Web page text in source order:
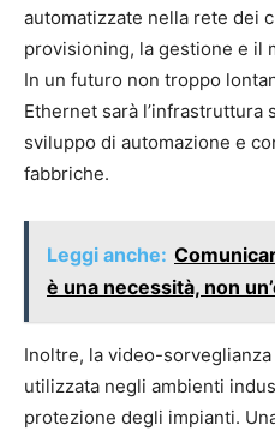
automatizzate nella rete dei
provisioning, la gestione e il
In un futuro non troppo
Ethernet sarà l’infrastruttura
sviluppo di automazione e
fabbriche.
Leggi anche:
è una necessità, non
Inoltre, la video-
utilizzata negli ambienti
protezione degli impianti.